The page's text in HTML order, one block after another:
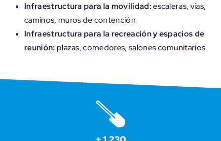
Infraestructura para la movilidad:escaleras, vías,
caminos, muros de contención
Infraestructura para la recreación y espacios de
reunión: plazas, comedores, salones comunitarios